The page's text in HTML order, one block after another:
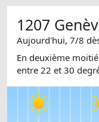
1207
Aujourd'hui, 7/8
En deuxième
entre 22 et 30